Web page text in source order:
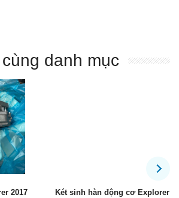
danh mục
2017
Két sinh hàn động cơ Explorer